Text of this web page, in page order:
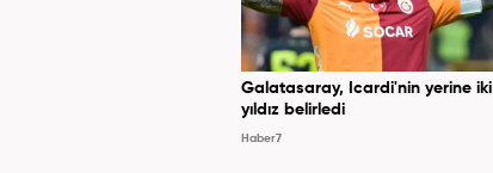
Galatasaray, Icardi'nin yerine iki
yıldız belirledi
Haber7